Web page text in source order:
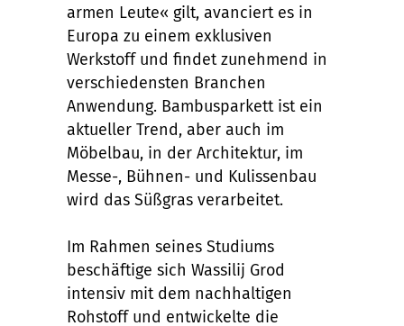
armen Leute« gilt, avanciert es in
Europa zu einem exklusiven
Werkstoff und findet zunehmend in
verschiedensten Branchen
Anwendung. Bambusparkett ist ein
aktueller Trend, aber auch im
Möbelbau, in der Architektur, im
Messe-, Bühnen- und Kulissenbau
wird das Süßgras verarbeitet.
Im Rahmen seines Studiums
beschäftige sich Wassilij Grod
intensiv mit dem nachhaltigen
Rohstoff und entwickelte die